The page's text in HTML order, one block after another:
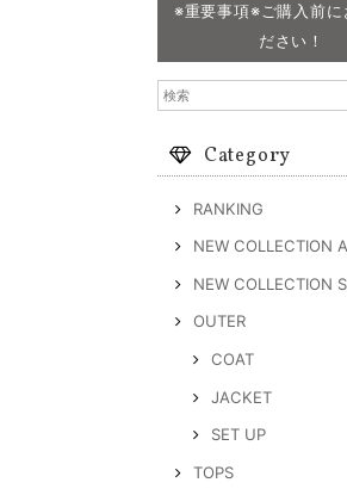
※重要事項※ご購入前に
ださい！
Category
RANKING
NEW COLLECTION
NEW COLLECTION
OUTER
COAT
JACKET
SET UP
TOPS